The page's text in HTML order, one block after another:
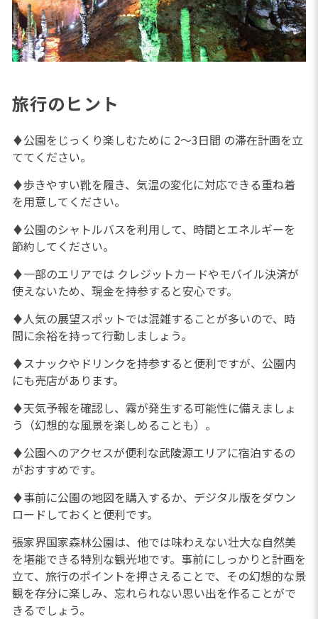
旅行のヒント
♦公園をじっくり楽しむために 2～3日間 の滞在計画を立
ててください。
♦歩きやすい靴を履き、気温の変化に対応できる重ね着
を用意してください。
♦公園のシャトルバスを利用して、時間とエネルギーを
節約してください。
♦一部のエリアでは クレジットカードやモバイル決済が
使えないため、現金を持参すると安心です。
♦人気の展望スポットでは混雑することが多いので、時
間に余裕を持って行動しましょう。
♦スナックやドリンクを持参すると便利ですが、公園内
にも売店があります。
♦天気予報を確認し、霧が発生する可能性に備えましょ
う（幻想的な風景を楽しめることも）。
♦公園へのアクセスが便利な武陵源エリアに宿泊するの
がおすすめです。
♦事前に公園の地図を購入するか、デジタル版をダウン
ロードしておくと便利です。
張家界国家森林公園は、他では味わえない壮大な自然美
を堪能できる特別な観光地です。事前にしっかりと計画を
立て、旅行のポイントを押さえることで、その幻想的な景
観を存分に楽しみ、忘れられない思い出を作ることがで
きるでしょう。